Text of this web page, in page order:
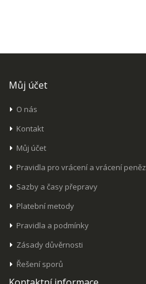
Můj účet
O nás
Kontakt
Můj účet
Pravidla pro vrácení a vrácení peněz
Sazby a časy přepravy
Platební metody
Pravidla a podmínky
Zásady důvěrnosti
Řešení sporů